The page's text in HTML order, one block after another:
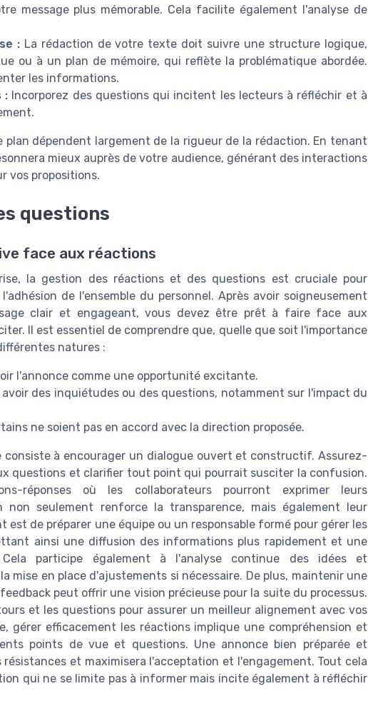
message plus mémorable. Cela facilite également l'analyse de
:La rédaction de votre texte doit suivre une structure logique,
ou à un plan de mémoire, qui reflète la problématique abordée.
les informations.
: Incorporez des questions qui incitent les lecteurs à réfléchir et à
dépendent largement de la rigueur de la rédaction. En tenant
mieux auprès de votre audience, générant des interactions
vos propositions.
questions
face aux réactions
la gestion des réactions et des questions est cruciale pour
de l'ensemble du personnel. Après avoir soigneusement
clair et engageant, vous devez être prêt à faire face aux
Il est essentiel de comprendre que, quelle que soit l'importance
natures :
l'annonce comme une opportunité excitante.
des inquiétudes ou des questions, notamment sur l'impact du
ne soient pas en accord avec la direction proposée.
consiste à encourager un dialogue ouvert et constructif. Assurez-
questions et clarifier tout point qui pourrait susciter la confusion.
réponses où les collaborateurs pourront exprimer leurs
non seulement renforce la transparence, mais également leur
de préparer une équipe ou un responsable formé pour gérer les
ainsi une diffusion des informations plus rapidement et une
participe également à l'analyse continue des idées et
mise en place d'ajustements si nécessaire. De plus, maintenir une
peut offrir une vision précieuse pour la suite du processus.
et les questions pour assurer un meilleur alignement avec vos
gérer efficacement les réactions implique une compréhension et
points de vue et questions. Une annonce bien préparée et
et maximisera l'acceptation et l'engagement. Tout cela
qui ne se limite pas à informer mais incite également à réfléchir